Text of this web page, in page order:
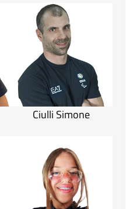
Ciulli Simone